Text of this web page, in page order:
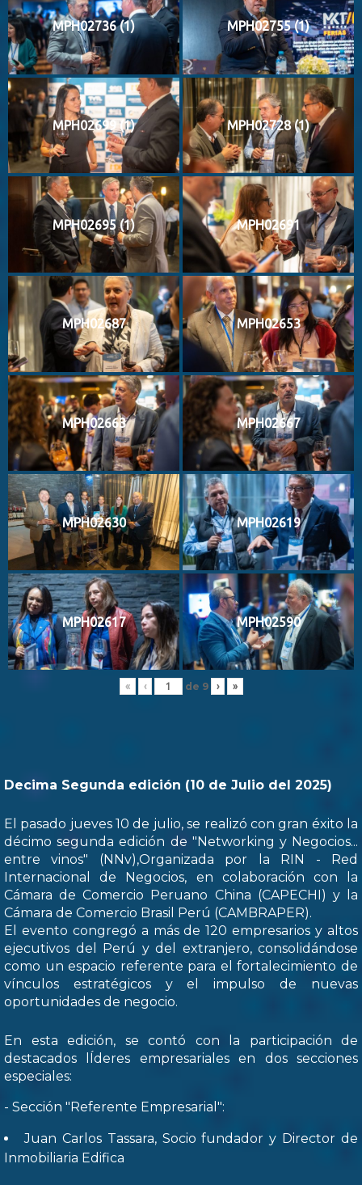
MPH02736 (1) MPH02755 (1)
MPH02699 (1) MPH02728 (1)
MPH02695 (1) MPH02691
MPH02687 MPH02653
MPH02663 MPH02667
MPH02630 MPH02619
MPH02617 MPH02590
« ‹ de 9 › »
Decima Segunda edición (10 de Julio del 2025)
El pasado jueves 10 de julio, se realizó con gran éxito la
décimo segunda edición de "Networking y Negocios...
entre vinos" (NNv),Organizada por la RIN - Red
Internacional de Negocios, en colaboración con la
Cámara de Comercio Peruano China (CAPECHI) y la
Cámara de Comercio Brasil Perú (CAMBRAPER).
El evento congregó a más de 120 empresarios y altos
ejecutivos del Perú y del extranjero, consolidándose
como un espacio referente para el fortalecimiento de
vínculos estratégicos y el impulso de nuevas
oportunidades de negocio.
En esta edición, se contó con la participación de
destacados lÍderes empresariales en dos secciones
especiales:
- Sección "Referente Empresarial":
Juan Carlos Tassara, Socio fundador y Director de
Inmobiliaria Edifica